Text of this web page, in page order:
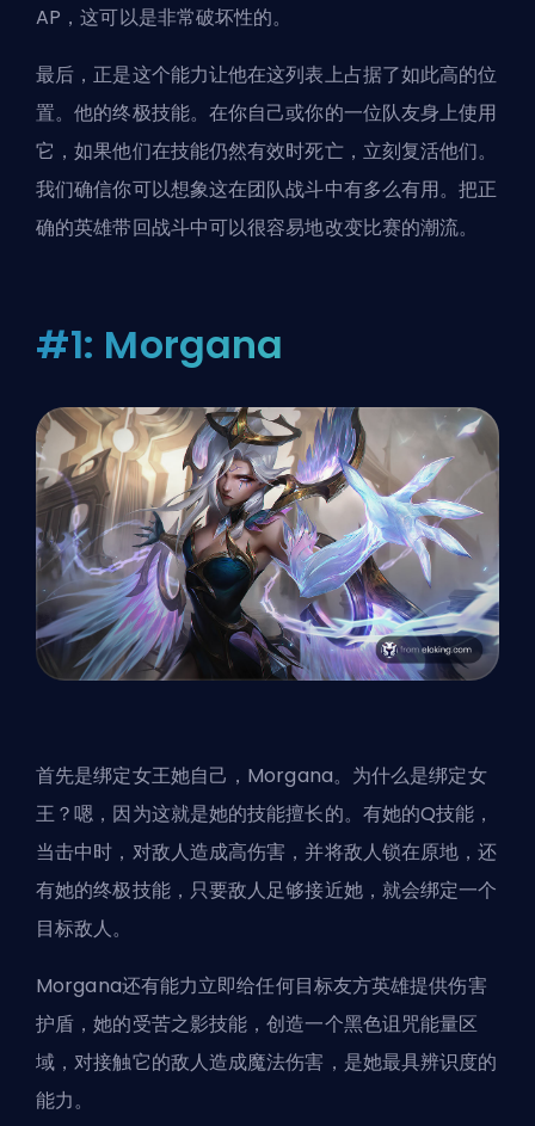
AP，这可以是非常破坏性的。
最后，正是这个能力让他在这列表上占据了如此高的位
置。他的终极技能。在你自己或你的一位队友身上使用
它，如果他们在技能仍然有效时死亡，立刻复活他们。
我们确信你可以想象这在团队战斗中有多么有用。把正
确的英雄带回战斗中可以很容易地改变比赛的潮流。
#1: Morgana
首先是绑定女王她自己，Morgana。为什么是绑定女
王？嗯，因为这就是她的技能擅长的。有她的Q技能，
当击中时，对敌人造成高伤害，并将敌人锁在原地，还
有她的终极技能，只要敌人足够接近她，就会绑定一个
目标敌人。
Morgana还有能力立即给任何目标友方英雄提供伤害
护盾，她的受苦之影技能，创造一个黑色诅咒能量区
域，对接触它的敌人造成魔法伤害，是她最具辨识度的
能力。